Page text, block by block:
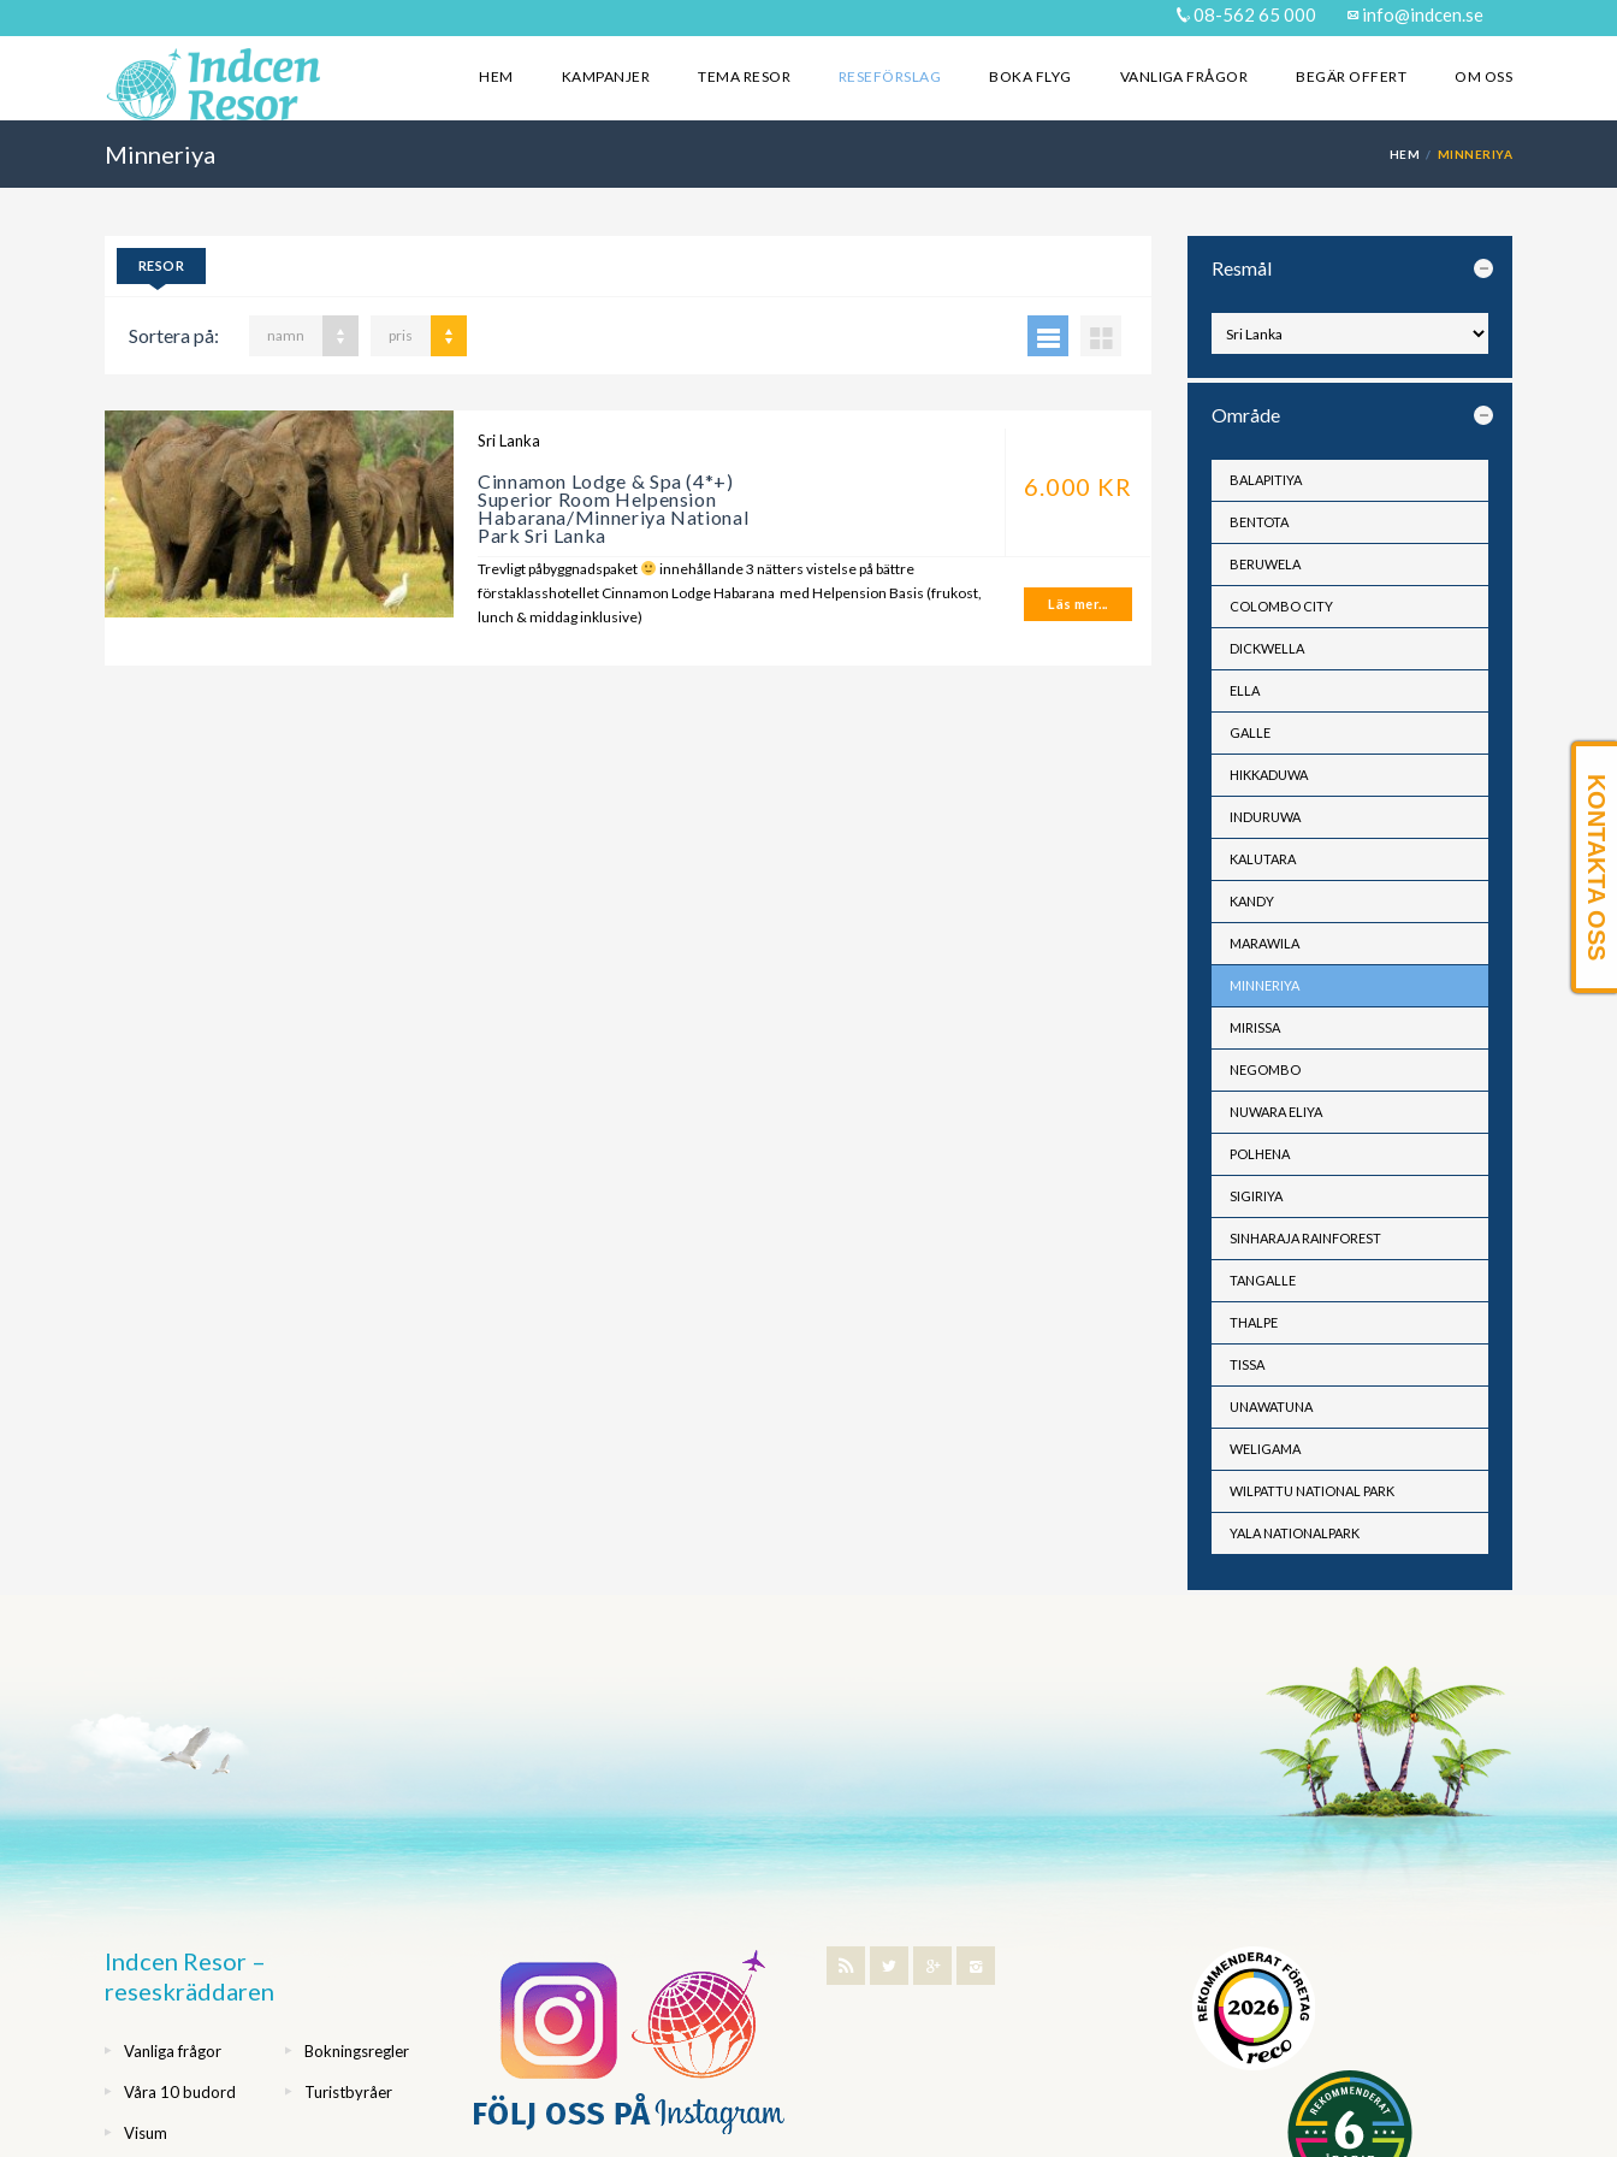
08-562 65 000 info@indcen.se
HEM KAMPANJER TEMA RESOR RESEFÖRSLAG BOKA FLYG VANLIGA FRÅGOR BEGÄR OFFERT OM OSS
Minneriya HEM MINNERIYA
RESOR
Sortera på: namn pris
Sri Lanka
Cinnamon Lodge & Spa (4*+)
Superior Room Helpension
Habarana/Minneriya National
Park Sri Lanka
6.000 KR
Trevligt påbyggnadspaket
innehållande 3 nätters vistelse på bättre
förstaklasshotellet Cinnamon Lodge Habarana med Helpension Basis (frukost,
lunch & middag inklusive)
Läs mer...
Resmål
Område
BALAPITIYA
BENTOTA
BERUWELA
COLOMBO CITY
DICKWELLA
ELLA
GALLE
HIKKADUWA
INDURUWA
KALUTARA
KANDY
MARAWILA
MINNERIYA
MIRISSA
NEGOMBO
NUWARA ELIYA
POLHENA
SIGIRIYA
SINHARAJA RAINFOREST
TANGALLE
THALPE
TISSA
UNAWATUNA
WELIGAMA
WILPATTU NATIONAL PARK
YALA NATIONALPARK
Indcen Resor –
reseskräddaren
Vanliga frågor Bokningsregler
Våra 10 budord Turistbyråer
Visum
KONTAKTA OSS